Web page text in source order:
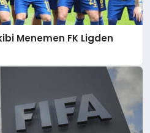
Menemen FK Ligden